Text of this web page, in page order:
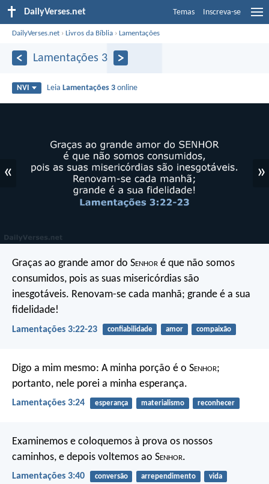
DailyVerses.net Temas Inscreva-se
DailyVerses.net ›Livros da Bíblia ›Lamentações
Lamentações 3
NVI Leia Lamentações 3 online
« »
Graças ao grande amor do Senhor é que não somos
consumidos, pois as suas misericórdias são
inesgotáveis. Renovam-se cada manhã; grande é a sua
fidelidade!
Lamentações 3:22-23 confiabilidade amor compaixão
Digo a mim mesmo: A minha porção é o Senhor;
portanto, nele porei a minha esperança.
Lamentações 3:24 esperança materialismo reconhecer
Examinemos e coloquemos à prova os nossos
caminhos, e depois voltemos ao Senhor.
Lamentações 3:40 conversão arrependimento vida